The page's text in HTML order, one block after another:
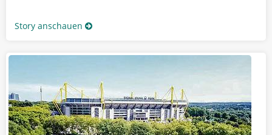
Story anschauen